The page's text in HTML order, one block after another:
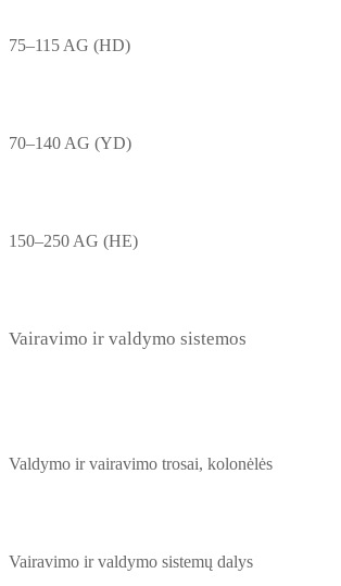
75–115 AG (HD)
70–140 AG (YD)
150–250 AG (HE)
Vairavimo ir valdymo sistemos
Valdymo ir vairavimo trosai, kolonėlės
Vairavimo ir valdymo sistemų dalys